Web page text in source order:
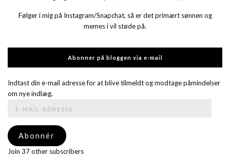
Følger i mig på Instagram/Snapchat, så er det primært sønnen og
memes i vil støde på.
Abonner på bloggen via e-mail
Indtast din e-mail adresse for at blive tilmeldt og modtage påmindelser
om nye indlæg.
adresse
Abonnér
Join 37 other subscribers